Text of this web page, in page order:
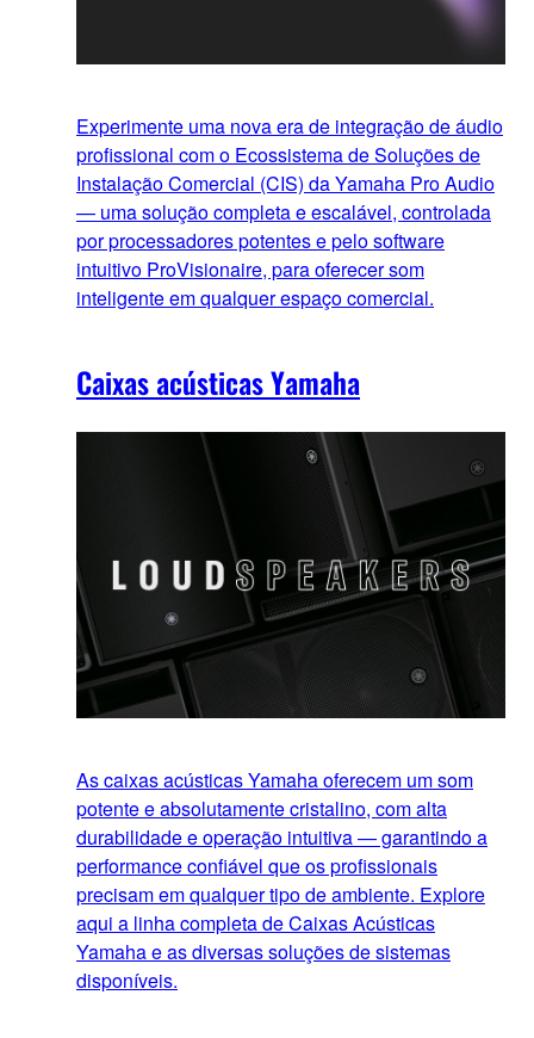
Experimente uma nova era de integração de áudio
profissional com o Ecossistema de Soluções de
Instalação Comercial (CIS) da Yamaha Pro Audio
— uma solução completa e escalável, controlada
por processadores potentes e pelo software
intuitivo ProVisionaire, para oferecer som
inteligente em qualquer espaço comercial.
Caixas acústicas Yamaha
As caixas acústicas Yamaha oferecem um som
potente e absolutamente cristalino, com alta
durabilidade e operação intuitiva — garantindo a
performance confiável que os profissionais
precisam em qualquer tipo de ambiente. Explore
aqui a linha completa de Caixas Acústicas
Yamaha e as diversas soluções de sistemas
disponíveis.